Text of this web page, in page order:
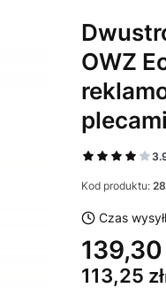
OWZ
Kod produktu:
Czas
139,30
113,25 zł